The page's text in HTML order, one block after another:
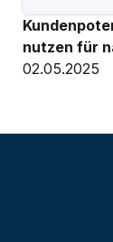
nutzen für
02.05.2025